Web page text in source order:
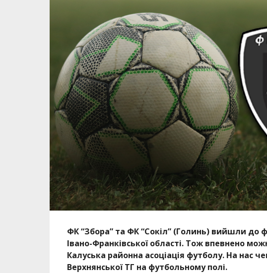
ФК “Збора” та ФК “Сокіл” (Голинь) вийшли до
Івано-Франківської області. Тож впевнено
Калуська районна асоціація футболу. На нас
Верхнянської ТГ на футбольному полі.